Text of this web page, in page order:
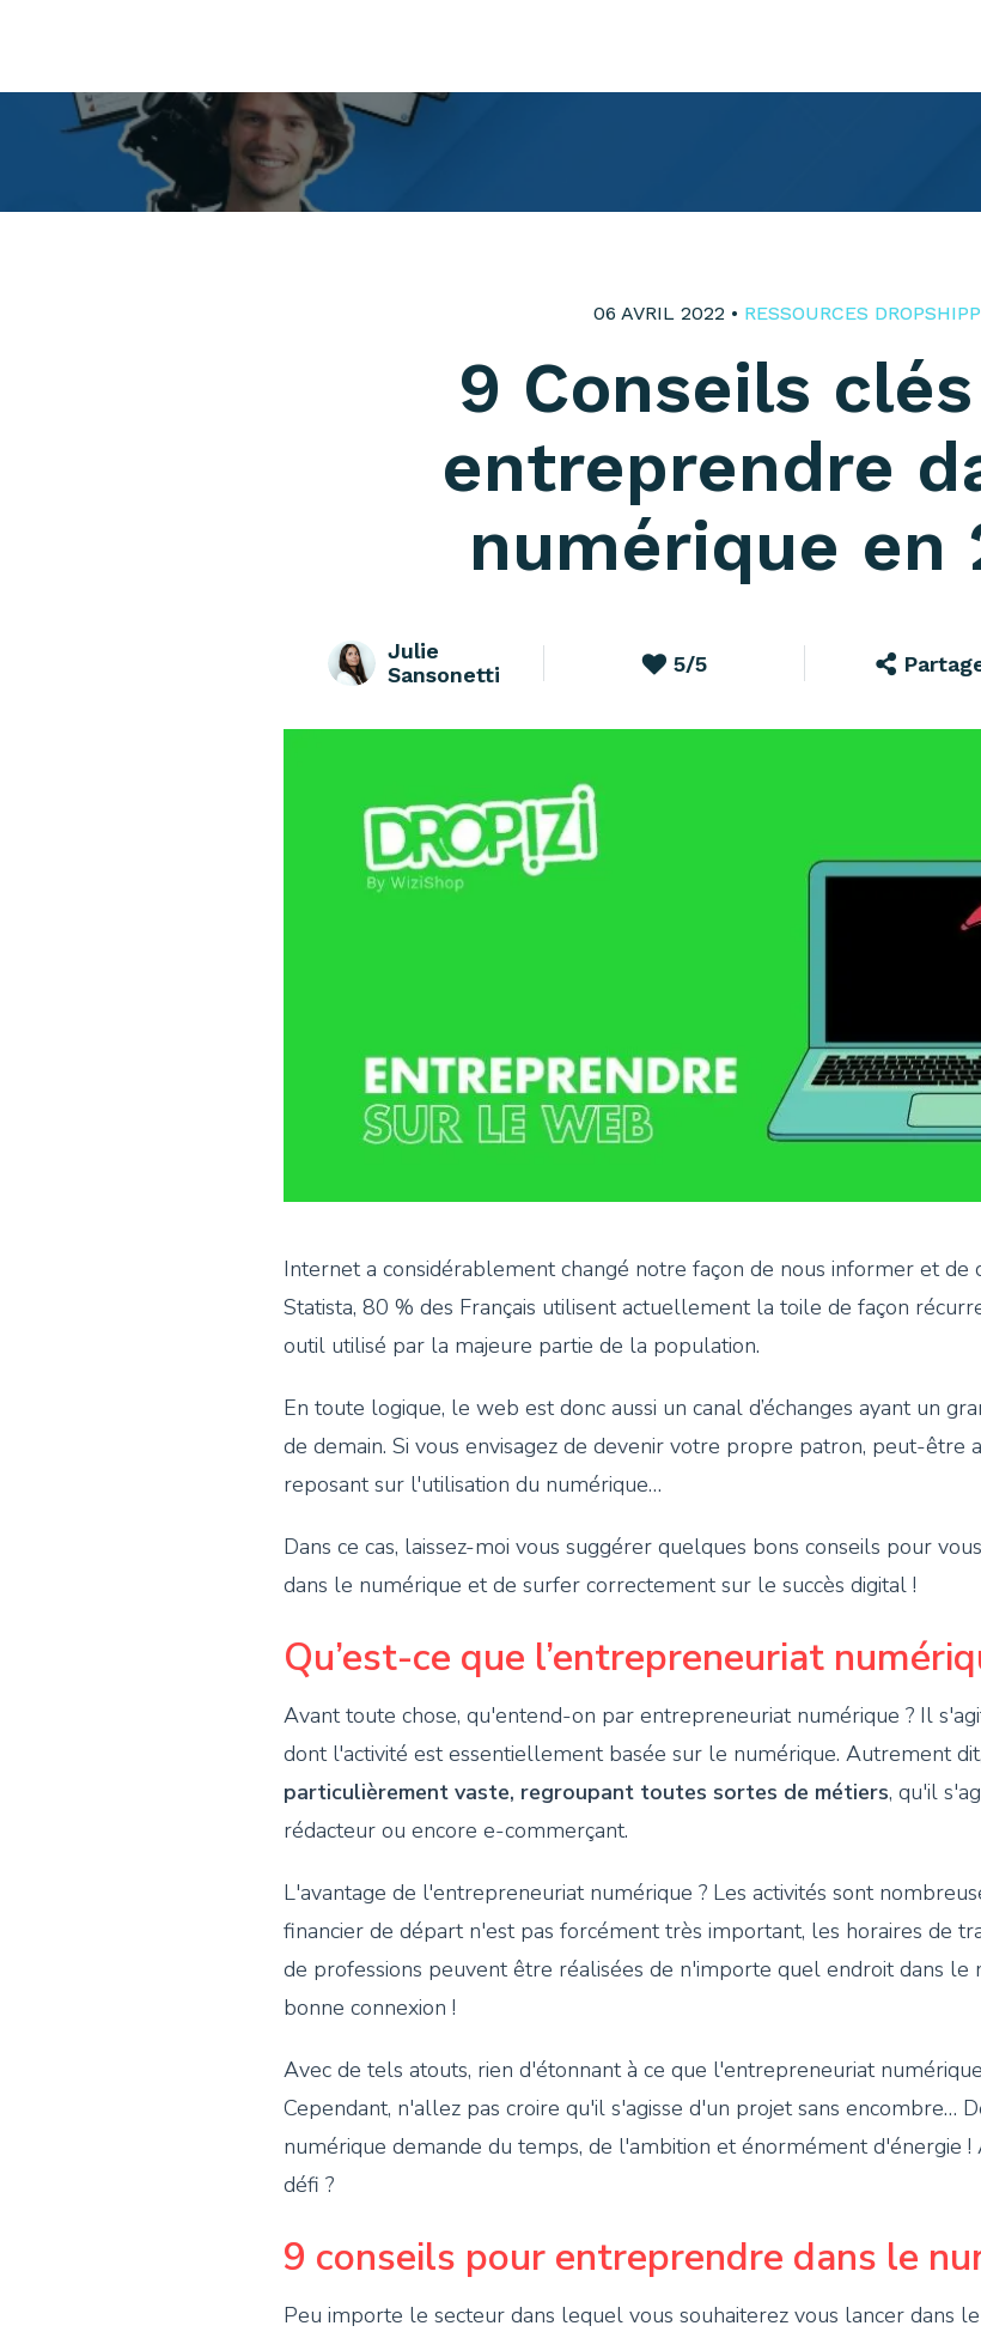
06 AVRIL 2022 • RESSOURCES
9 Conseils
entreprendre
numérique en
Julie
Sansonetti
5/5
Internet a considérablement changé notre façon de nous informer et de
Statista, 80 % des Français utilisent actuellement la toile de façon
outil utilisé par la majeure partie de la population.
En toute logique, le web est donc aussi un canal d’échanges ayant un
de demain. Si vous envisagez de devenir votre propre patron, peut-être
reposant sur l'utilisation du numérique…
Dans ce cas, laissez-moi vous suggérer quelques bons conseils pour
dans le numérique et de surfer correctement sur le succès digital !
Qu’est-ce que l’entrepreneuriat
Avant toute chose, qu'entend-on par entrepreneuriat numérique ? Il
dont l'activité est essentiellement basée sur le numérique. Autrement dit,
particulièrement vaste, regroupant toutes sortes de métiers, qu'il
rédacteur ou encore e-commerçant.
L'avantage de l'entrepreneuriat numérique ? Les activités sont
financier de départ n'est pas forcément très important, les horaires de
de professions peuvent être réalisées de n'importe quel endroit dans le
bonne connexion !
Avec de tels atouts, rien d'étonnant à ce que l'entrepreneuriat
Cependant, n'allez pas croire qu'il s'agisse d'un projet sans encombre…
numérique demande du temps, de l'ambition et énormément d'énergie
défi ?
9 conseils pour entreprendre dans le
Peu importe le secteur dans lequel vous souhaiterez vous lancer dans